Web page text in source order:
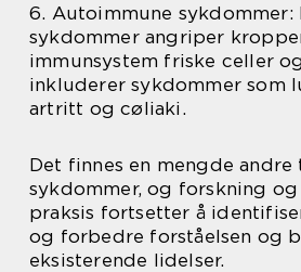
6. Autoimmune sykdommer:
sykdommer angriper
immunsystem friske celler
inkluderer sykdommer som
artritt og cøliaki.
Det finnes en mengde
sykdommer, og forskning
praksis fortsetter å
og forbedre forståelsen og
eksisterende lidelser.